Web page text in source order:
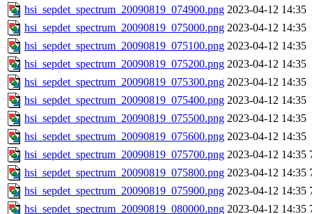
hsi_sepdet_spectrum_20090819_074900.png 2023-04-12 14:35
hsi_sepdet_spectrum_20090819_075000.png 2023-04-12 14:35
hsi_sepdet_spectrum_20090819_075100.png 2023-04-12 14:35
hsi_sepdet_spectrum_20090819_075200.png 2023-04-12 14:35
hsi_sepdet_spectrum_20090819_075300.png 2023-04-12 14:35
hsi_sepdet_spectrum_20090819_075400.png 2023-04-12 14:35
hsi_sepdet_spectrum_20090819_075500.png 2023-04-12 14:35
hsi_sepdet_spectrum_20090819_075600.png 2023-04-12 14:35
hsi_sepdet_spectrum_20090819_075700.png 2023-04-12 14:35
hsi_sepdet_spectrum_20090819_075800.png 2023-04-12 14:35
hsi_sepdet_spectrum_20090819_075900.png 2023-04-12 14:35
hsi_sepdet_spectrum_20090819_080000.png 2023-04-12 14:35